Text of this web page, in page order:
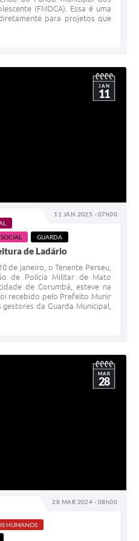
(FMDCA). Essa é uma
para projetos que
11 JAN 2025 - 07h00
JAN
11
GUARDA
de Ladário
de janeiro, o Tenente Perseu,
de Polícia Militar de Mato
de Corumbá, esteve na
recebido pelo Prefeito Munir
da Guarda Municipal,
28 MAR 2024 - 08h00
MAR
28
HUMANOS